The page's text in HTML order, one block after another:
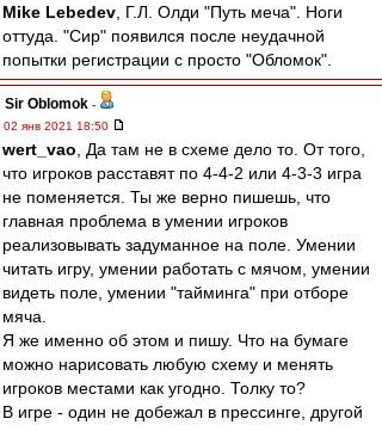
Mike Lebedev , Г.Л. Олди "Путь меча". Ноги
оттуда. "Сир" появился после неудачной
попытки регистрации с просто "Обломок".
Sir Oblomok -
02 янв 2021 18:50
wert_vao , Да там не в схеме дело то. От того,
что игроков расставят по 4-4-2 или 4-3-3 игра
не поменяется. Ты же верно пишешь, что
главная проблема в умении игроков
реализовывать задуманное на поле. Умении
читать игру, умении работать с мячом, умении
видеть поле, умении "тайминга" при отборе
мяча.
Я же именно об этом и пишу. Что на бумаге
можно нарисовать любую схему и менять
игроков местами как угодно. Толку то?
В игре - один не добежал в прессинге, другой